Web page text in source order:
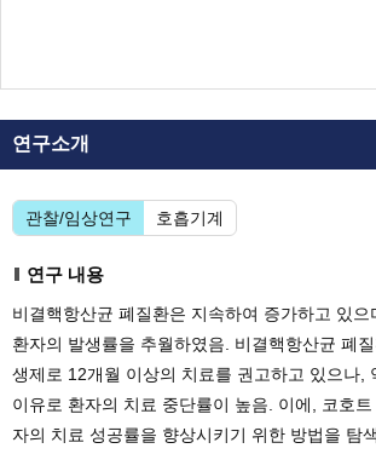
연구소개
관찰/임상연구 호흡기계
연구 내용
비결핵항산균 폐질환은 지속하여 증가하고 있
환자의 발생률을 추월하였음. 비결핵항산균 폐
생제로 12개월 이상의 치료를 권고하고 있으나,
이유로 환자의 치료 중단률이 높음. 이에, 코호
자의 치료 성공률을 향상시키기 위한 방법을 탐